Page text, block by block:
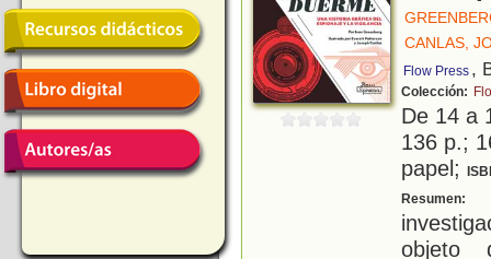
CANLAS,
Flow Press ,
Colección:
De 14 a
136 p.;
papel;
Resumen:
objeto